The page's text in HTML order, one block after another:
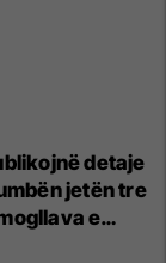
detaje
jetën tre
e